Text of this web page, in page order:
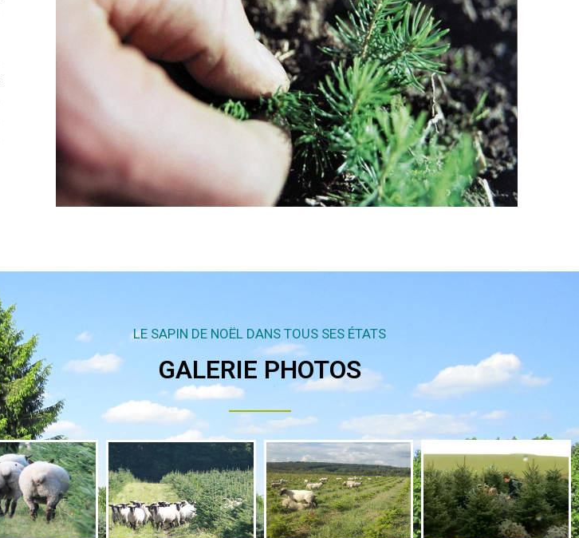
LE SAPIN DE NOËL DANS TOUS SES ÉTATS
GALERIE PHOTOS